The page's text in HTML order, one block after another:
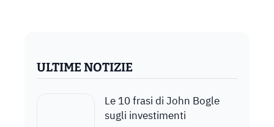
ULTIME NOTIZIE
Le 10 frasi di John Bogle
sugli investimenti